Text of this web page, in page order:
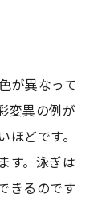
が異なって
変異の例が
どです。
す。泳ぎは
きるのです